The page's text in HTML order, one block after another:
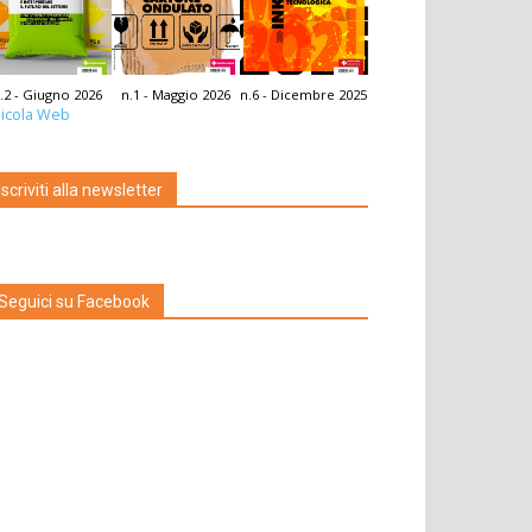
- Giugno 2026 n.1 - Maggio 2026 n.6 - Dicembre 2025
Web
alla newsletter
su Facebook